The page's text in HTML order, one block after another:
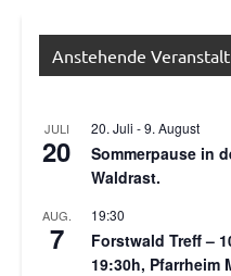
Anstehende
JULI
20
20. Juli -9. August
Sommerpause in
Waldrast.
AUG.
7
19:30
Forstwald Treff –
19:30h, Pfarrheim